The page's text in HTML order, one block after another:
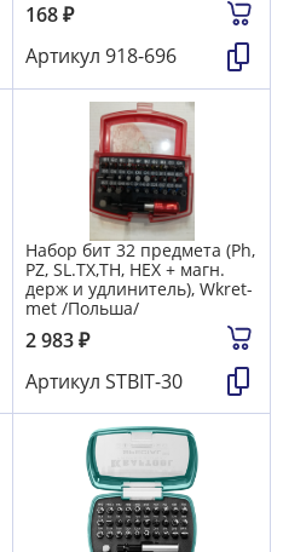
168₽
Артикул 918-696
Набор бит 32 предмета (Ph,
PZ, SL.TX,TH, HEX + магн.
держ и удлинитель), Wkret-
met /Польша/
2 983₽
Артикул STBIT-30